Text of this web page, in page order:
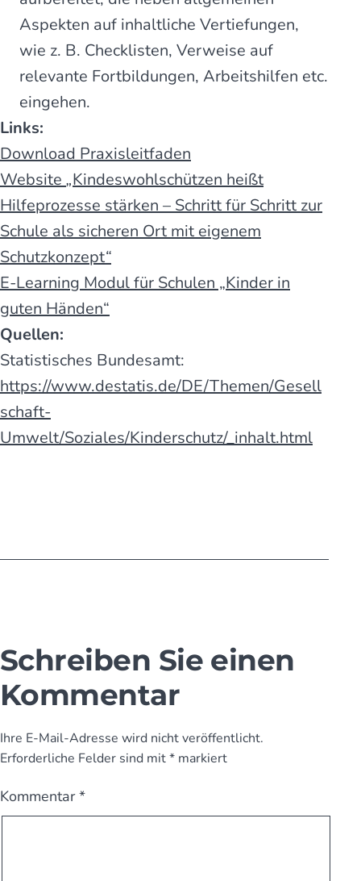
Aspekten auf inhaltliche Vertiefungen,
wie z. B. Checklisten, Verweise auf
relevante Fortbildungen, Arbeitshilfen etc.
eingehen.
Links:
Download Praxisleitfaden
Website „Kindeswohlschützen heißt
Hilfeprozesse stärken – Schritt für Schritt zur
Schule als sicheren Ort mit eigenem
Schutzkonzept“
E-Learning Modul für Schulen „Kinder in
guten Händen“
Quellen:
Statistisches Bundesamt:
https://www.destatis.de/DE/Themen/Gesell
schaft-
Umwelt/Soziales/Kinderschutz/_inhalt.html
Schreiben Sie einen
Kommentar
Ihre E-Mail-Adresse wird nicht veröffentlicht.
Erforderliche Felder sind mit* markiert
Kommentar*